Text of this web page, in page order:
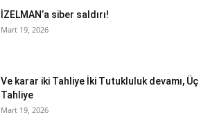
İZELMAN’a siber saldırı!
Mart 19, 2026
Ve karar iki Tahliye İki Tutukluluk devamı, Üç
Tahliye
Mart 19, 2026